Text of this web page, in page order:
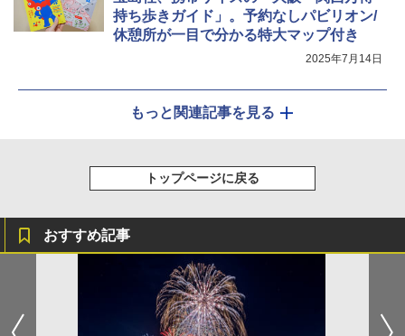
持ち歩きガイド」。予約なしパビリオン/
休憩所が一目で分かる特大マップ付き
2025年7月14日
もっと関連記事を見る
トップページに戻る
おすすめ記事